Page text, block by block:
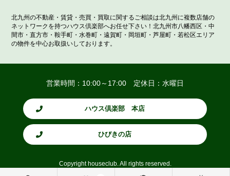
北九州の不動産・賃貸・売買・買取に関するご相談は北九州に複数店舗の
ネットワークを持つハウス倶楽部へお任せ下さい！北九州市八幡西区・中
間市・直方市・鞍手町・水巻町・遠賀町・岡垣町・芦屋町・若松区エリア
の物件を中心お取扱いしております。
営業時間：10:00～17:00 定休日：水曜日
ハウス倶楽部 本店
ひびきの店
Copyright houseclub. All rights reserved.